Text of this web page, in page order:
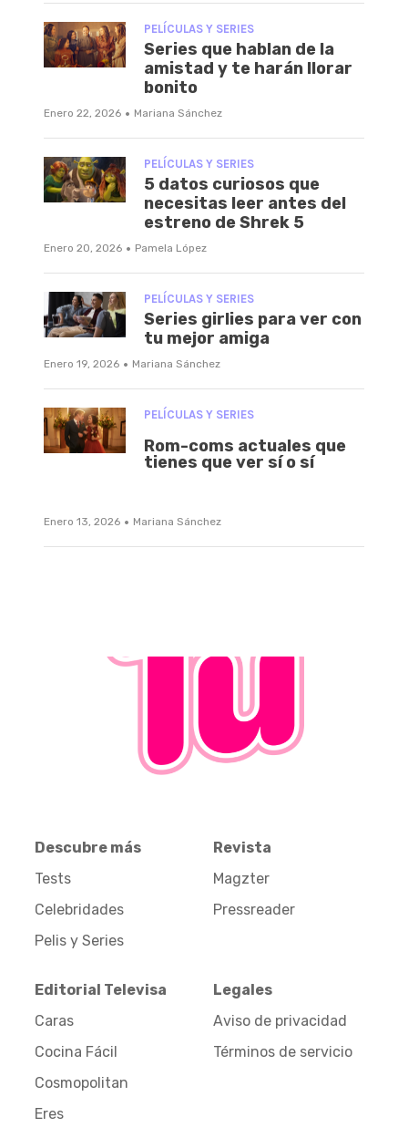
PELÍCULAS Y SERIES
Series que hablan de la
amistad y te harán llorar
bonito
Enero 22, 2026 · Mariana Sánchez
PELÍCULAS Y SERIES
5 datos curiosos que
necesitas leer antes del
estreno de Shrek 5
Enero 20, 2026 · Pamela López
PELÍCULAS Y SERIES
Series girlies para ver con
tu mejor amiga
Enero 19, 2026 · Mariana Sánchez
PELÍCULAS Y SERIES
Rom-coms actuales que
tienes que ver sí o sí
Enero 13, 2026 · Mariana Sánchez
Descubre más
Tests
Celebridades
Pelis y Series
Revista
Magzter
Pressreader
Editorial Televisa
Caras
Cocina Fácil
Cosmopolitan
Eres
Legales
Aviso de privacidad
Términos de servicio